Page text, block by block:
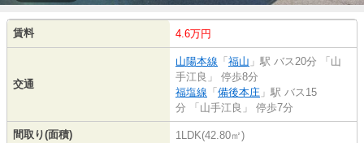
賃料 4.6万円
交通
山陽本線 「 福山 」駅 バス20分 「山
手江良」 停歩8分
福塩線 「 備後本庄 」駅 バス15
分 「山手江良」 停歩7分
間取り(面積) 1LDK(42.80㎡)